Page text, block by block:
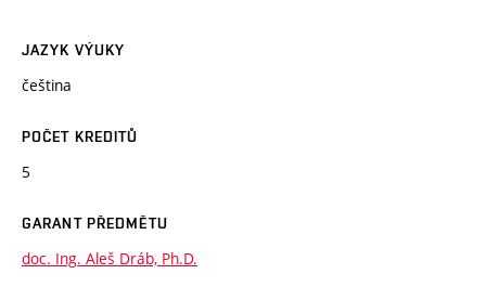
JAZYK VÝUKY
čeština
POČET KREDITŮ
5
GARANT PŘEDMĚTU
doc. Ing. Aleš Dráb, Ph.D.